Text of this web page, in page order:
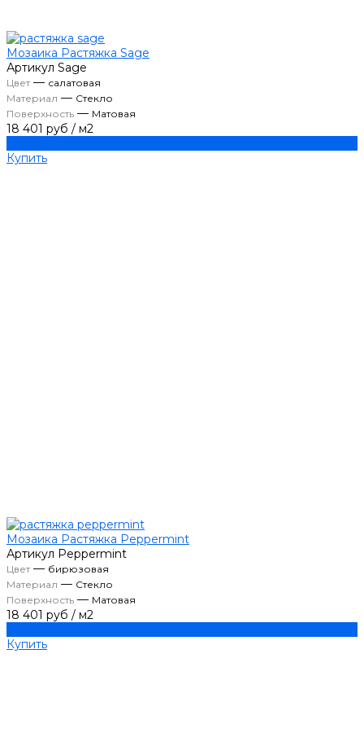
Мозаика Растяжка Sage
Артикул Sage
Цвет— салатовая
Материал — Стекло
Поверхность — Матовая
18 401 руб / м2
Купить
Мозаика Растяжка Peppermint
Артикул Peppermint
Цвет— бирюзовая
Материал — Стекло
Поверхность — Матовая
18 401 руб / м2
Купить